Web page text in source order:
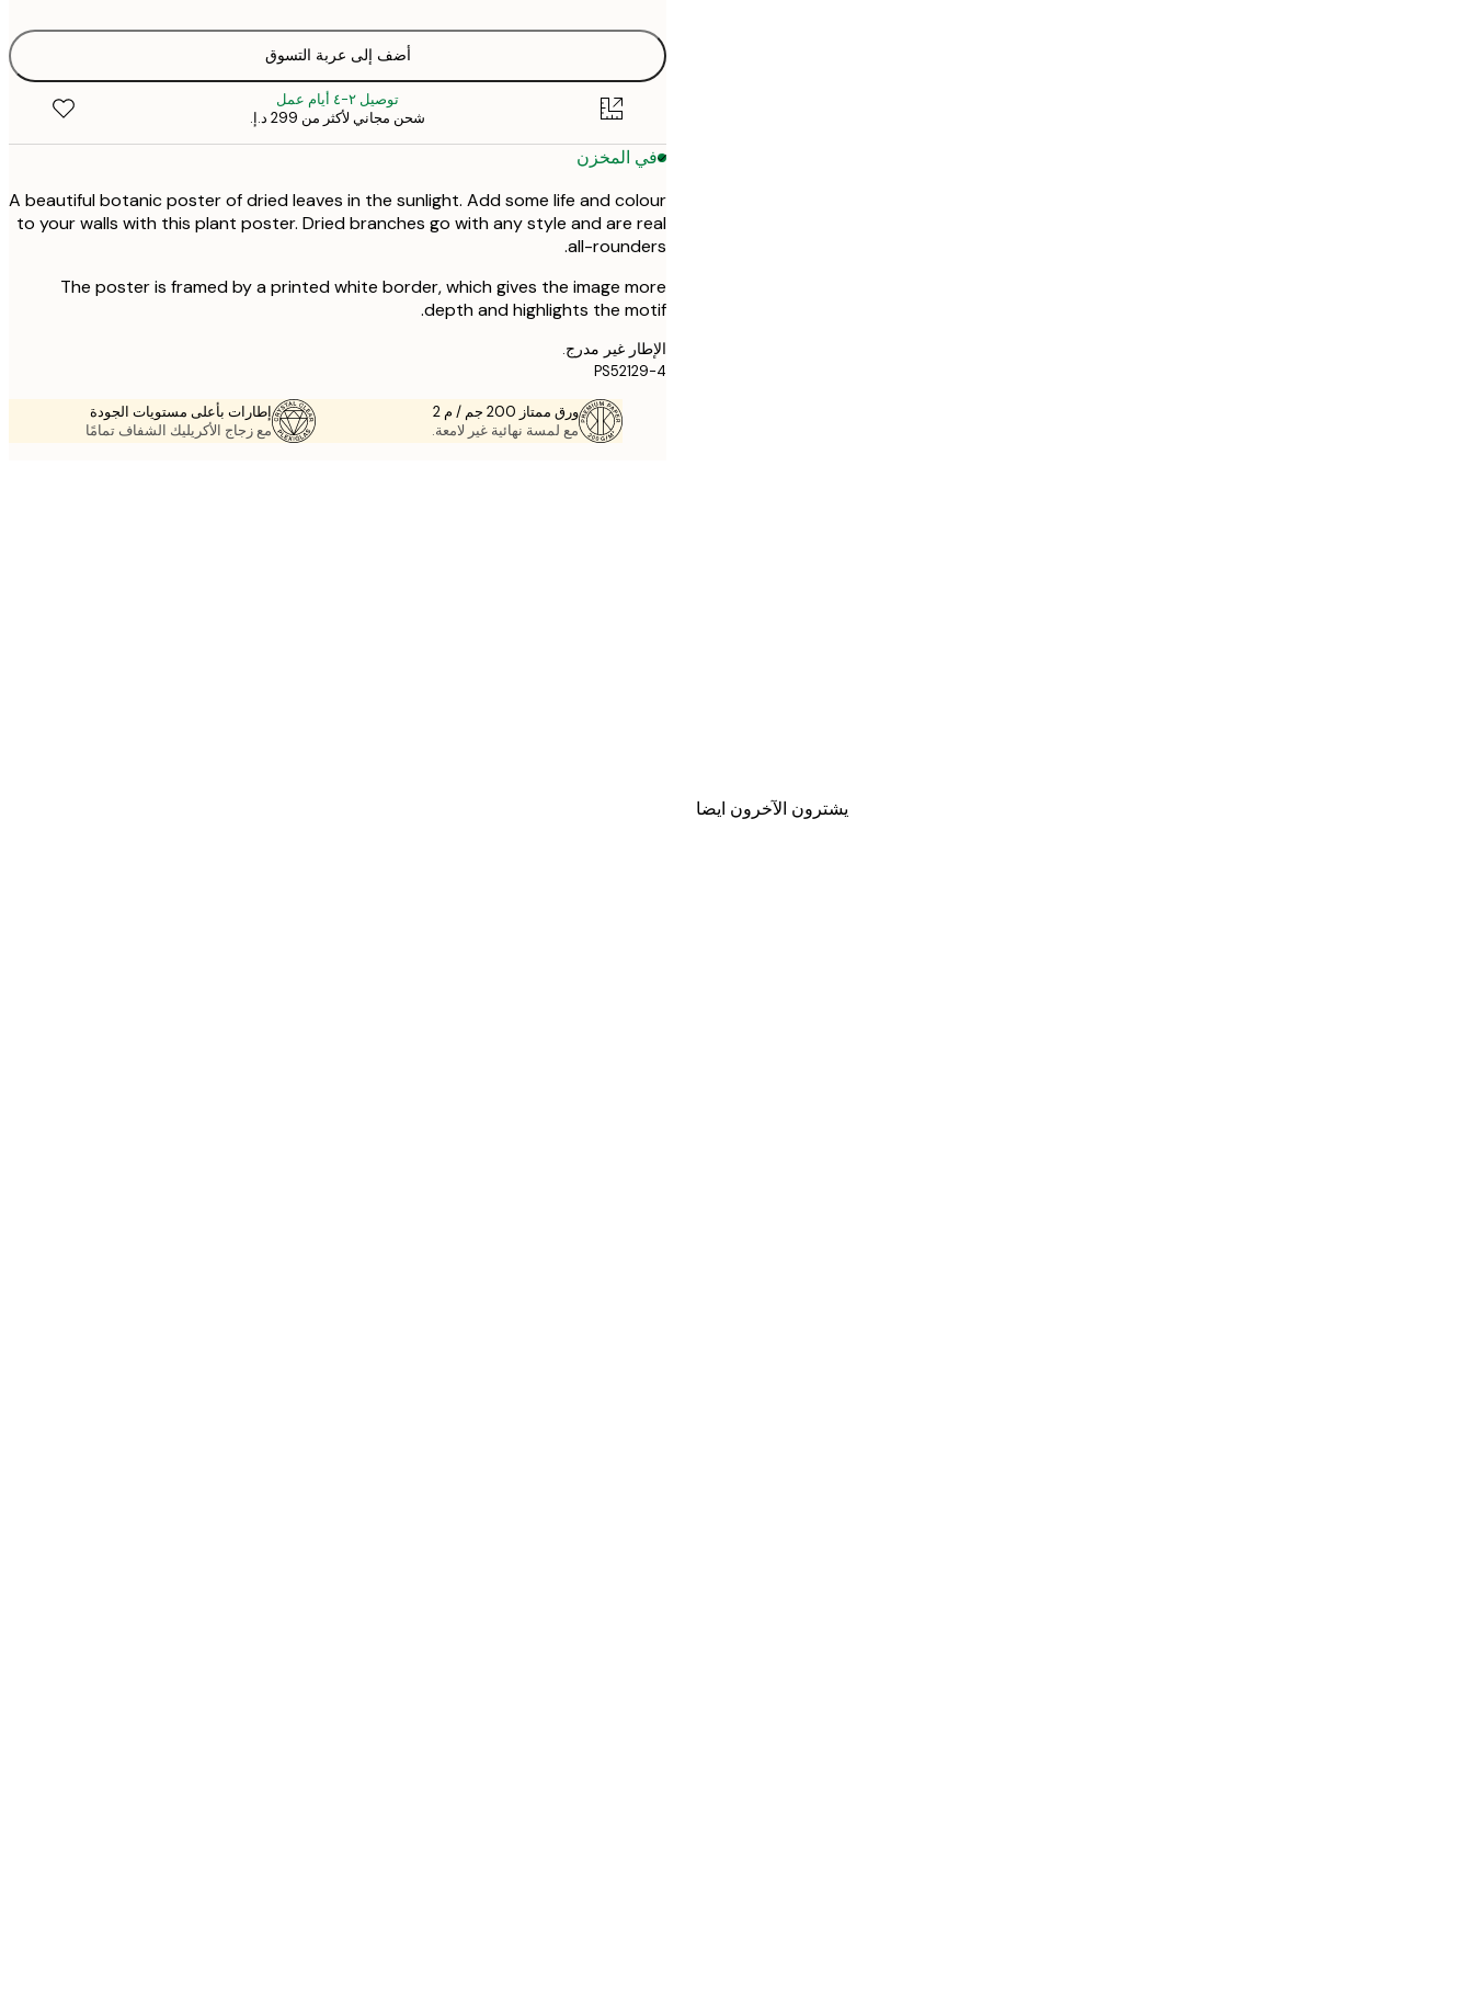
أضف إلى عربة التسوق
توصيل ٢-٤ أيام عمل
شحن مجاني لأكثر من ‏299 د.إ.‏
في المخزن
A beautiful botanic poster of dried leaves in the sunlight. Add some life and colour
to your walls with this plant poster. Dried branches go with any style and are real
all-rounders.
The poster is framed by a printed white border, which gives the image more
depth and highlights the motif.
الإطار غير مدرج.
PS52129-4
ورق ممتاز 200 جم / م 2
مع لمسة نهائية غير لامعة.
إطارات بأعلى مستويات الجودة
مع زجاج الأكريليك الشفاف تمامًا
يشترون الآخرون ايضا